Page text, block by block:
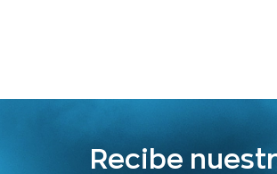
Recibe